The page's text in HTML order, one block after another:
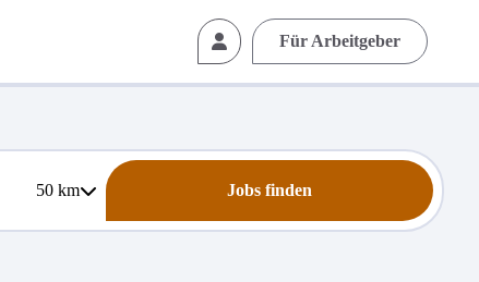
Für Arbeitgeber
50km Jobs finden